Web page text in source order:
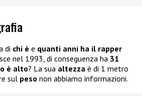
di chi è e quanti anni ha il rapper
nel 1993, di conseguenza ha 31
è alto? La sua altezza è di 1 metro
sul peso non abbiamo informazioni.